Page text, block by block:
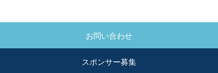
MENU
お問い合わせ
スポンサー募集